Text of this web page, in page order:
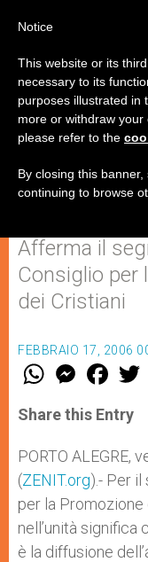
Crescere
significa
Cristo
Afferma il
Consiglio per
dei Cristiani
FEBBRAIO 17, 2006
W
t
s
p
p
M
e
s
e
g
e
r
F
a
e
b
o
k
r
Share this Entry
PORTO ALEGRE,
(ZENIT.org).- Per
per la Promozione
nell’unità significa
è la diffusione
Notice
This website or its
necessary to its
purposes illustrated in
more or withdraw your
please refer to the
By closing this
continuing to browse